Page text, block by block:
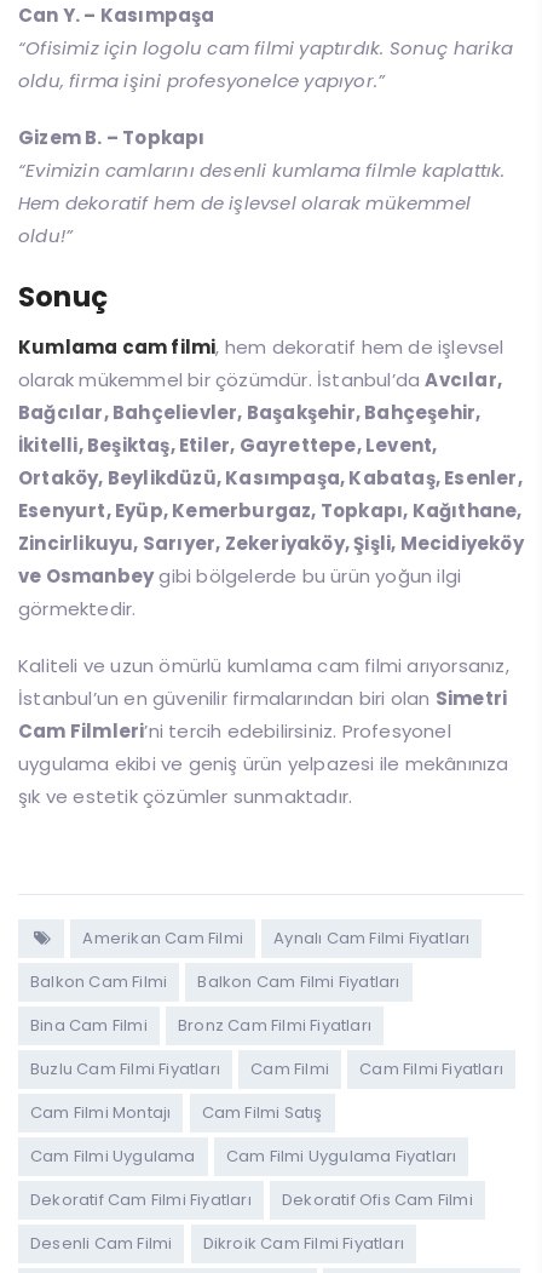
Can Y. – Kasımpaşa
“Ofisimiz için logolu cam filmi yaptırdık. Sonuç harika
oldu, firma işini profesyonelce yapıyor.”
Gizem B. – Topkapı
“Evimizin camlarını desenli kumlama filmle kaplattık.
Hem dekoratif hem de işlevsel olarak mükemmel
oldu!”
Sonuç
Kumlama cam filmi, hem dekoratif hem de işlevsel
olarak mükemmel bir çözümdür. İstanbul’daAvcılar,
Bağcılar, Bahçelievler, Başakşehir, Bahçeşehir,
İkitelli, Beşiktaş, Etiler, Gayrettepe, Levent,
Ortaköy, Beylikdüzü, Kasımpaşa, Kabataş, Esenler,
Esenyurt, Eyüp, Kemerburgaz, Topkapı, Kağıthane,
Zincirlikuyu, Sarıyer, Zekeriyaköy, Şişli, Mecidiyeköy
ve Osmanbeygibi bölgelerde bu ürün yoğun ilgi
görmektedir.
Kaliteli ve uzun ömürlü kumlama cam filmi arıyorsanız,
İstanbul’un en güvenilir firmalarından biri olan Simetri
Cam Filmleri’ni tercih edebilirsiniz. Profesyonel
uygulama ekibi ve geniş ürün yelpazesi ile mekânınıza
şık ve estetik çözümler sunmaktadır.
Amerikan Cam Filmi
Aynalı Cam Filmi Fiyatları
Balkon Cam Filmi
Balkon Cam Filmi Fiyatları
Bina Cam Filmi
Bronz Cam Filmi Fiyatları
Buzlu Cam Filmi Fiyatları
Cam Filmi
Cam Filmi Fiyatları
Cam Filmi Montajı
Cam Filmi Satış
Cam Filmi Uygulama
Cam Filmi Uygulama Fiyatları
Dekoratif Cam Filmi Fiyatları
Dekoratif Ofis Cam Filmi
Desenli Cam Filmi
Dikroik Cam Filmi Fiyatları